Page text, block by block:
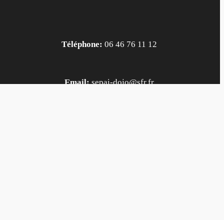
Téléphone:06 46 76 11 12
Email:sepai-dojo@sfr.fr